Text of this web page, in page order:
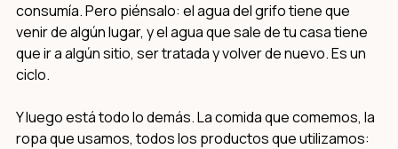
consumía. Pero piénsalo: el agua del grifo tiene que
venir de algún lugar, y el agua que sale de tu casa tiene
que ir a algún sitio, ser tratada y volver de nuevo. Es un
ciclo.
Y luego está todo lo demás. La comida que comemos, la
ropa que usamos, todos los productos que utilizamos: